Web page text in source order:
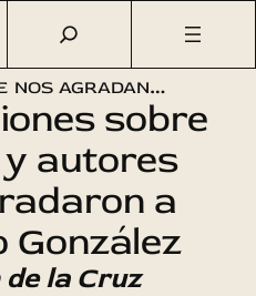
Talleres
Los libros que
Juan de la Cruz
nos agradan…
sobre
autores
a
González
la Cruz